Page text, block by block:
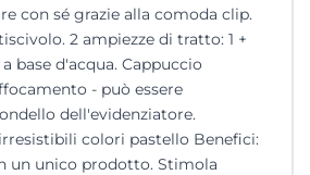
con sé grazie alla comoda clip.
2 ampiezze di tratto: 1 +
base d'acqua. Cappuccio
- può essere
dell'evidenziatore.
colori pastello Benefici:
un unico prodotto. Stimola